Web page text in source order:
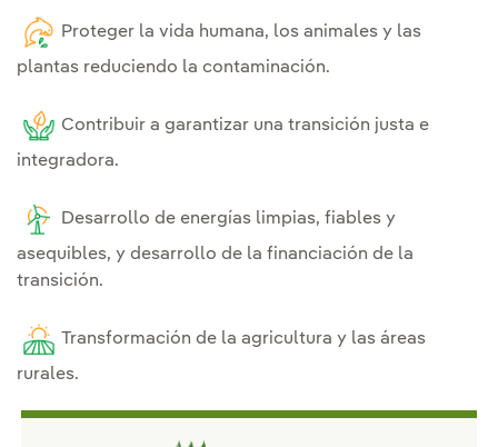
Proteger la vida humana, los animales y las
plantas reduciendo la contaminación.
Contribuir a garantizar una transición justa e
integradora.
Desarrollo de energías limpias, fiables y
asequibles, y desarrollo de la financiación de la
transición.
Transformación de la agricultura y las áreas
rurales.